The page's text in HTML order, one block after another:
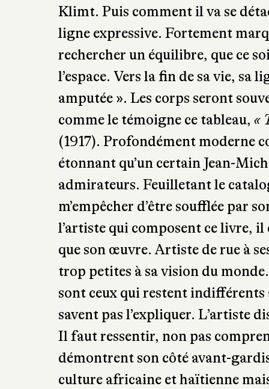
Klimt. Puis comment il va se
ligne expressive. Fortement
rechercher un équilibre, que ce
l’espace. Vers la fin de sa vie, sa
amputée ». Les corps seront
comme le témoigne ce tableau, «
(1917). Profondément moderne
étonnant qu’un certain Jean-
admirateurs. Feuilletant le
m’empêcher d’être soufflée par
l’artiste qui composent ce livre,
que son œuvre. Artiste de rue à
trop petites à sa vision du
sont ceux qui restent indifférents
savent pas l’expliquer. L’artiste
Il faut ressentir, non pas
démontrent son côté avant-
culture africaine et haïtienne